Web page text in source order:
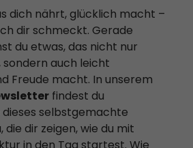
dich nährt, glücklich macht –
dir schmeckt. Gerade
du etwas, das nicht nur
sondern auch leicht
Freude macht. In unserem
findest du
dieses selbstgemachte
dir zeigen, wie du mit